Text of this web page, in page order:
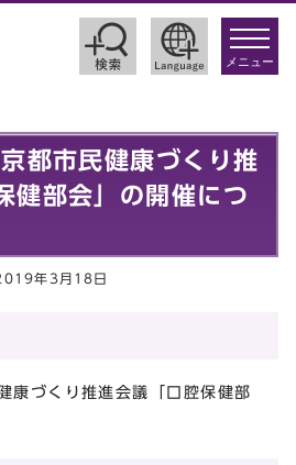
toggle
メニュー
都市民健康づくり推
健部会」の開催につ
年3月18日
づくり推進会議「口腔保健部